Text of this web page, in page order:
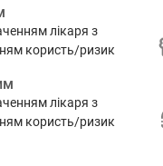
лікаря з
користь/ризик
лікаря з
користь/ризик